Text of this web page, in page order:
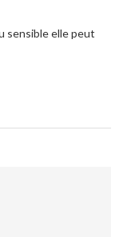
sensible elle peut